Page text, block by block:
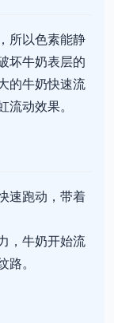
所以色素能静
坏牛奶表层的
的牛奶快速流
动效果。
速跑动，带着
，牛奶开始流
。